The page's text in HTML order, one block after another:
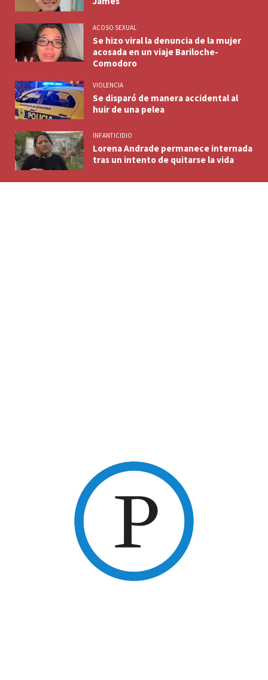
ACOSO SEXUAL
Se hizo viral la denuncia de la mujer
acosada en un viaje Bariloche-
Comodoro
VIOLENCIA
Se disparó de manera accidental al
huir de una pelea
INFANTICIDIO
Lorena Andrade permanece internada
tras un intento de quitarse la vida